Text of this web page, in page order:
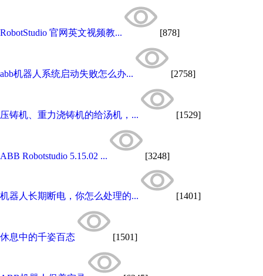
RobotStudio 官网英文视频教... [878]
abb机器人系统启动失败怎么办... [2758]
压铸机、重力浇铸机的给汤机，... [1529]
ABB Robotstudio 5.15.02 ... [3248]
机器人长期断电，你怎么处理的... [1401]
休息中的千姿百态 [1501]